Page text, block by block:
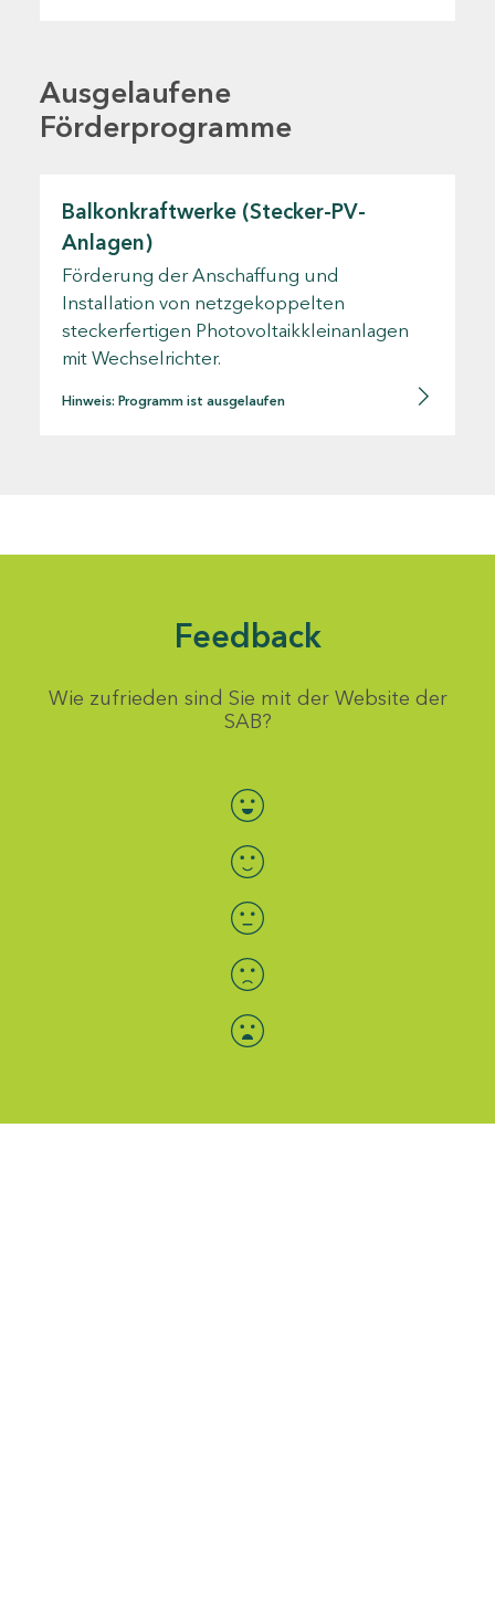
Ausgelaufene
Förderprogramme
Balkonkraftwerke (Stecker-PV-
Anlagen)
Förderung der Anschaffung und
Installation von netzgekoppelten
steckerfertigen Photovoltaikkleinanlagen
mit Wechselrichter.
Hinweis: Programm ist ausgelaufen
Feedback
Wie zufrieden sind Sie mit der Website der
SAB?
Bewertung auswählen